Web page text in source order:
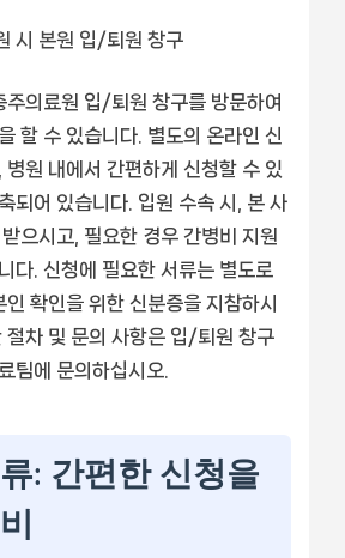
시 본원 입/퇴원 창구
주의료원 입/퇴원 창구를 방문하여
할 수 있습니다. 별도의 온라인 신
병원 내에서 간편하게 신청할 수 있
되어 있습니다. 입원 수속 시, 본 사
으시고, 필요한 경우 간병비 지원
다. 신청에 필요한 서류는 별도로
확인을 위한 신분증을 지참하시
절차 및 문의 사항은 입/퇴원 창구
팀에 문의하십시오.
: 간편한 신청을